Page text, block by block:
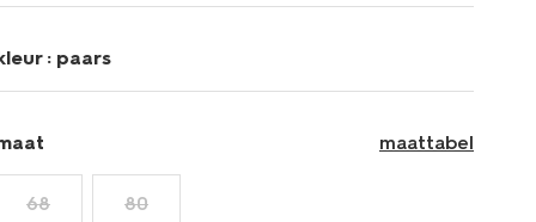
: paars
maattabel
68 80